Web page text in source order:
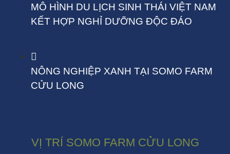
MÔ HÌNH DU LỊCH SINH THÁI VIỆT NAM
KẾT HỢP NGHỈ DƯỠNG ĐỘC ĐÁO
NÔNG NGHIỆP XANH TẠI SOMO FARM
CỬU LONG
VỊ TRÍ SOMO FARM CỬU LONG